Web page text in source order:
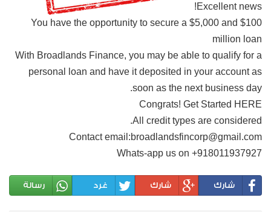
Excellent news!
You have the opportunity to secure a $5,000 and $100
million loan
With Broadlands Finance, you may be able to qualify for a
personal loan and have it deposited in your account as
soon as the next business day.
Congrats! Get Started HERE
All credit types are considered.
Contact email:broadlandsfincorp@gmail.com
Whats-app us on +918011937927
شارك شارك غرد رسالة